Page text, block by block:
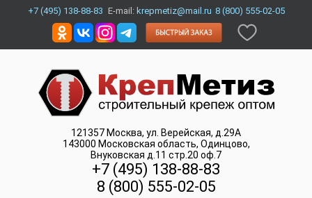
+7 (495) 138-88-83 E-mail: krepmetiz@mail.ru 8 (800) 555-02-05
121357 Москва, ул. Верейская, д.29А
143000 Московская область, Одинцово,
Внуковская д.11 стр.20 оф.7
+7 (495) 138-88-83
8 (800) 555-02-05